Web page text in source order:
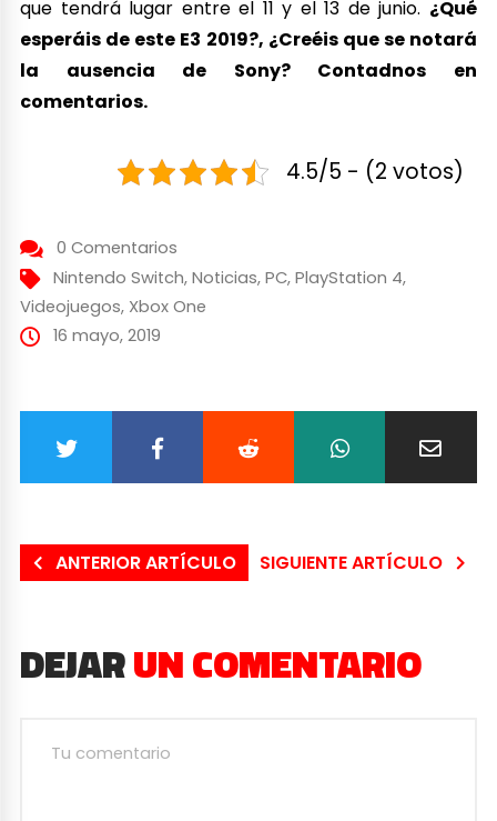
que tendrá lugar entre el 11 y el 13 de junio. ¿Qué
esperáis de este E3 2019?, ¿Creéis que se notará
la ausencia de Sony? Contadnos en
comentarios.
4.5/5 - (2 votos)
0 Comentarios
Nintendo Switch, Noticias, PC, PlayStation 4,
Videojuegos, Xbox One
16 mayo, 2019
ANTERIOR ARTÍCULO SIGUIENTE ARTÍCULO
DEJARUN COMENTARIO